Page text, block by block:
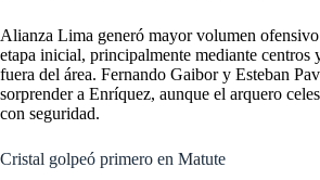
Alianza Lima generó mayor volumen
etapa inicial, principalmente mediante centros
fuera del área. Fernando Gaibor y Esteban
sorprender a Enríquez, aunque el arquero
con seguridad.
Cristal golpeó primero en Matute